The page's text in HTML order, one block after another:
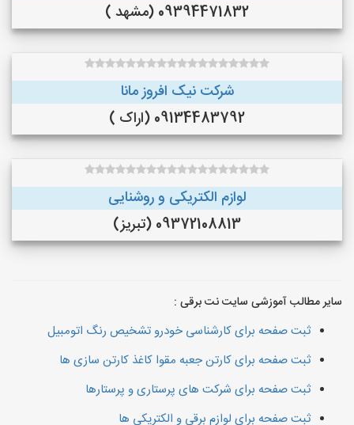
09394471832 (مشهد )
شرکت نیک افروز مانا
09134483792 (اراک )
لوازم الکتریکی و روشنایی
09372108813 (تبریز)
سایر مطالب آموزشی سایت نت برقی :
ثبت صفحه برای کارشناسی خودرو تشخیص رنگ اتومبیل
ثبت صفحه برای کارتن جعبه مقوا کاغذ کارتن سازی ها
ثبت صفحه برای شرکت های پرستاری و پرستارها
ثبت صفحه برای لوازم برقی و الکتریکی ها